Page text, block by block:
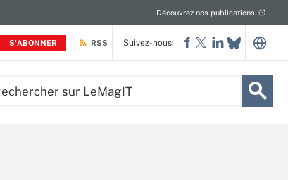
S'ABONNER
Découvrez nos publications
RSS Suivez-nous: